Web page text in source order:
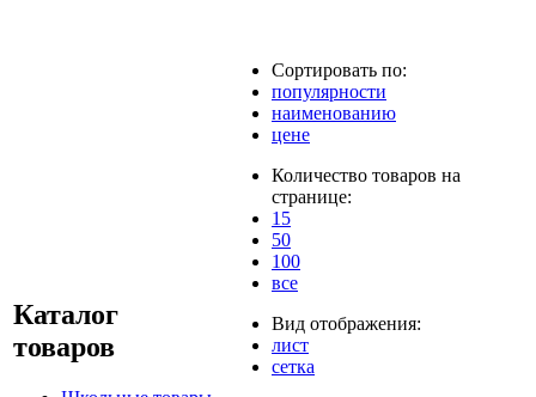
Каталог
товаров
Сортировать по:
популярности
наименованию
цене
Количество товаров на
странице:
15
50
100
все
Вид отображения:
лист
сетка